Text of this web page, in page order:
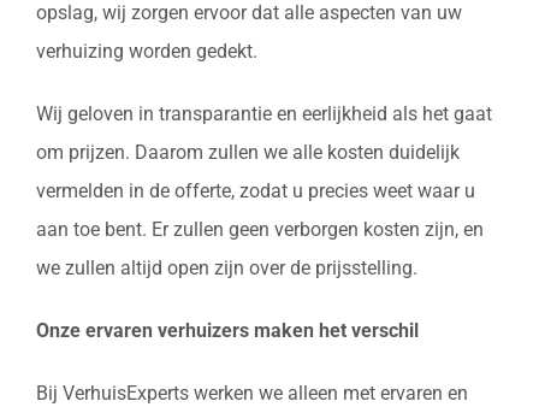
opslag, wij zorgen ervoor dat alle aspecten van uw
verhuizing worden gedekt.
Wij geloven in transparantie en eerlijkheid als het gaat
om prijzen. Daarom zullen we alle kosten duidelijk
vermelden in de offerte, zodat u precies weet waar u
aan toe bent. Er zullen geen verborgen kosten zijn, en
we zullen altijd open zijn over de prijsstelling.
Onze ervaren verhuizers maken het verschil
Bij VerhuisExperts werken we alleen met ervaren en